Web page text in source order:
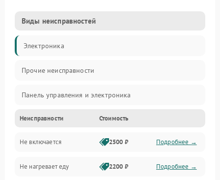
Виды неисправностей
Электроника
Прочие неисправности
Панель управления и электроника
Дверца и корпус
Механика и внутренние элементы
Механические повреждения
Неисправности Стоимость
Не включается 2500 ₽ Подробнее →
Не нагревает еду 2200 ₽ Подробнее →